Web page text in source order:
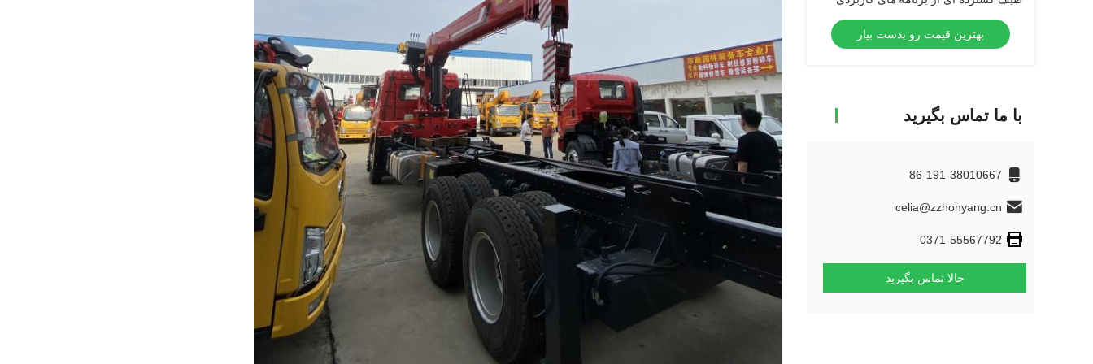
برای صنایع مختلف
بهترین قیمت رو بدست بیار
با ما تماس بگیرید
86-191-38010667
celia@zzhonyang.cn
0371-55567792
حالا تماس بگیرید